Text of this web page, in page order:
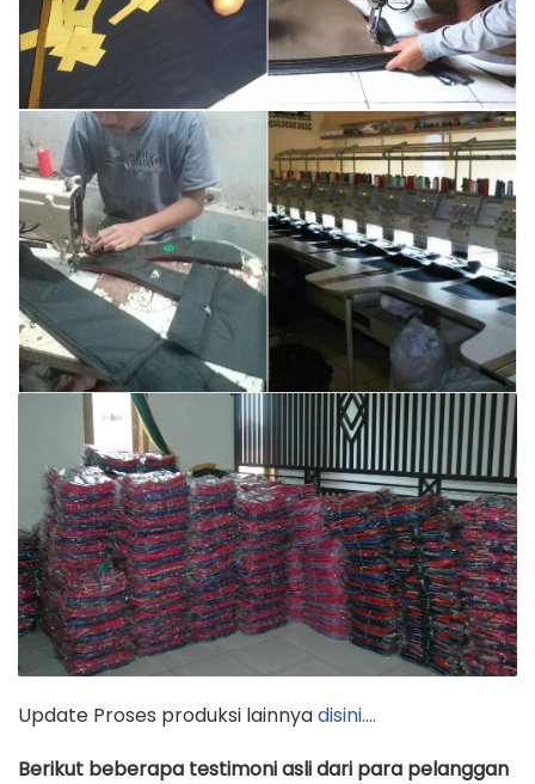
Update Proses produksi lainnyadisini….
Berikut beberapa testimoni asli dari para pelanggan